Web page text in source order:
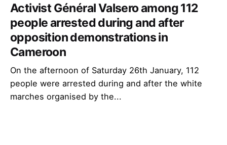
Activist Général Valsero among 112
people arrested during and after
opposition demonstrations in
Cameroon
On the afternoon of Saturday 26th January, 112
people were arrested during and after the white
marches organised by the...